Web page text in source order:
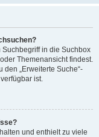
in die Suchbox
Themenansicht findest.
„Erweiterte Suche“-
ist.
und enthielt zu viele